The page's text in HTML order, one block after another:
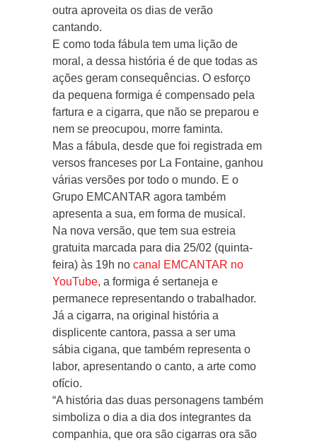
outra aproveita os dias de verão
cantando.
E como toda fábula tem uma lição de
moral, a dessa história é de que todas as
ações geram consequências. O esforço
da pequena formiga é compensado pela
fartura e a cigarra, que não se preparou e
nem se preocupou, morre faminta.
Mas a fábula, desde que foi registrada em
versos franceses por La Fontaine, ganhou
várias versões por todo o mundo. E o
Grupo EMCANTAR agora também
apresenta a sua, em forma de musical.
Na nova versão, que tem sua estreia
gratuita marcada para dia 25/02 (quinta-
feira) às 19h no canal EMCANTAR no
YouTube, a formiga é sertaneja e
permanece representando o trabalhador.
Já a cigarra, na original história a
displicente cantora, passa a ser uma
sábia cigana, que também representa o
labor, apresentando o canto, a arte como
ofício.
“A história das duas personagens também
simboliza o dia a dia dos integrantes da
companhia, que ora são cigarras ora são